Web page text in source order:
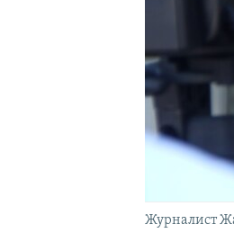
Журналист